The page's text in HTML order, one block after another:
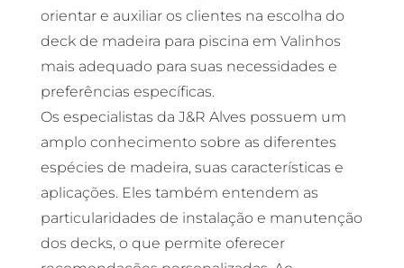
orientar e auxiliar os clientes na escolha do
deck de madeira para piscina em Valinhos
mais adequado para suas necessidades e
preferências específicas.
Os especialistas da J&R Alves possuem um
amplo conhecimento sobre as diferentes
espécies de madeira, suas características e
aplicações. Eles também entendem as
particularidades de instalação e manutenção
dos decks, o que permite oferecer